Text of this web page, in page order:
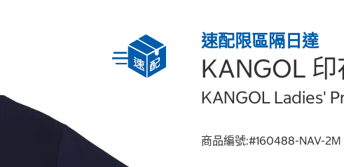
速配限區隔日達
KANGOL
KANGOL Ladies'
商品編號:#160488-NAV-2M